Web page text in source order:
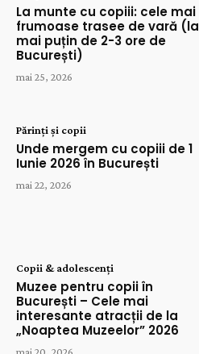
La munte cu copiii: cele mai
frumoase trasee de vară (la
mai puțin de 2-3 ore de
București)
mai 25, 2026
Părinți și copii
Unde mergem cu copiii de 1
Iunie 2026 în București
mai 22, 2026
Copii & adolescenți
Muzee pentru copii în
București – Cele mai
interesante atracții de la
„Noaptea Muzeelor” 2026